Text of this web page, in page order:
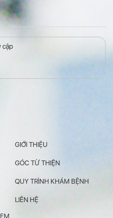
cập
GIỚI THIỆU
GÓC TỪ THIỆN
QUY TRÌNH KHÁM BỆNH
LIÊN HỆ